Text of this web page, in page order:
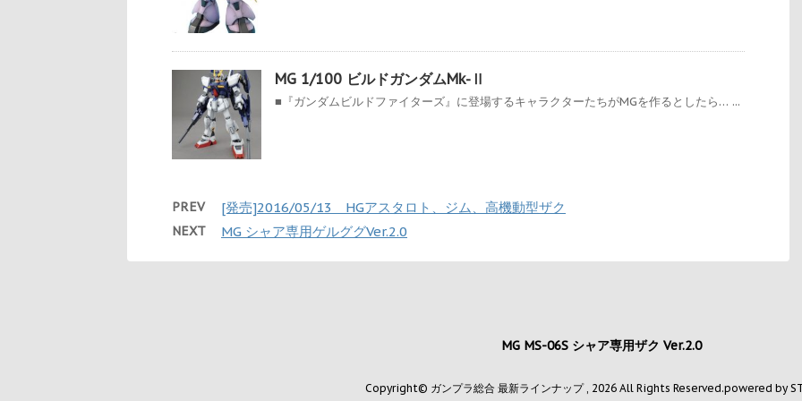
MG 1/100 ビルドガンダムMk-Ⅱ
■『ガンダムビルドファイターズ』に登場するキャラクターたちがMGを作るとしたら… ...
PREV [発売]2016/05/13 HGアスタロト、ジム、高機動型ザク
NEXT MG シャア専用ゲルググVer.2.0
MG MS-06S シャア専用ザク Ver.2.0
Copyright© ガンプラ総合 最新ラインナップ , 2026 All Rights Reserved.powered by